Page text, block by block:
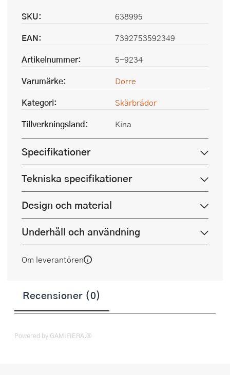
SKU:
638995
EAN:
7392753592349
Artikelnummer:
5-9234
Varumärke:
Dorre
Kategori:
Skärbrädor
Tillverkningsland:
Kina
Specifikationer
Tekniska specifikationer
Design och material
Underhåll och användning
Om leverantören
Recensioner (0)
Powered by GAMIFIERA.®